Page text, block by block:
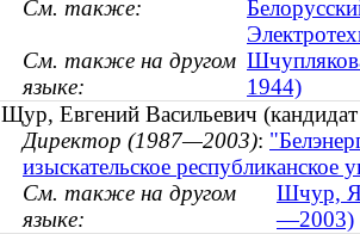
См. также:
См. также на другом
языке:
1944)
Щур, Евгений Васильевич
Директор (1987—2003):
изыскательское
См. также на другом
языке:
Шчур,
—2003)